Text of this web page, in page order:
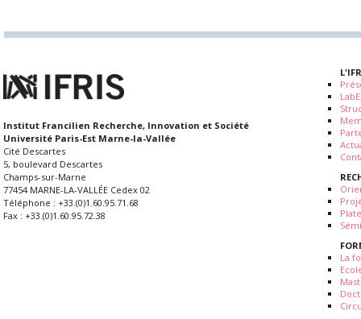
Institut Francilien Recherche, Innovation et Société
Université Paris-Est Marne-la-Vallée
Cité Descartes
5, boulevard Descartes
Champs-sur-Marne
77454 MARNE-LA-VALLÉE Cedex 02
Téléphone : +33.(0)1.60.95.71.68
Fax : +33.(0)1.60.95.72.38
La